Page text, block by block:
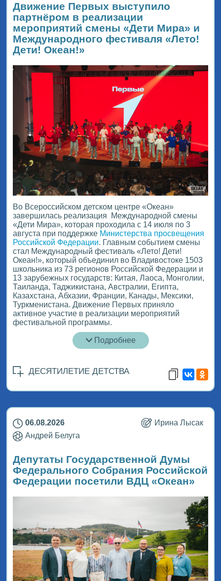
Движение Первых выступило
партнёром в реализации
мероприятий смены «Дети Мира» и
Международного фестиваля «Лето!
Дети! Океан!»
Во Всероссийском детском центре «Океан»
завершилась реализация Международной смены
«Дети Мира», которая проходила с 14 июля по 3
августа при поддержке Министерства просвещения
Российской Федерации. Главным событием смены
стал Международный фестиваль «Лето! Дети!
Океан!», который объединил во Владивостоке 1503
школьника из 73 регионов Российской Федерации и
13 зарубежных государств: Китая, Лаоса, Монголии,
Таиланда, Таджикистана, Австралии, Египта,
Казахстана, Абхазии, Франции, Канады, Мексики,
Туркменистана. Движение Первых приняло
активное участие в реализации мероприятий
фестивальной программы.
Подробнее
ДЕСЯТИЛЕТИЕ ДЕТСТВА
06.08.2026
Ирина Лысак
Андрей Белуга
Депутаты Государственной Думы
Федерального Собрания Российской
Федерации посетили ВДЦ «Океан»